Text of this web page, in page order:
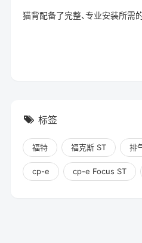
猫背配备了完整、专业安装所需
标签
福特 福克斯 ST 排
cp-e cp-e Focus ST